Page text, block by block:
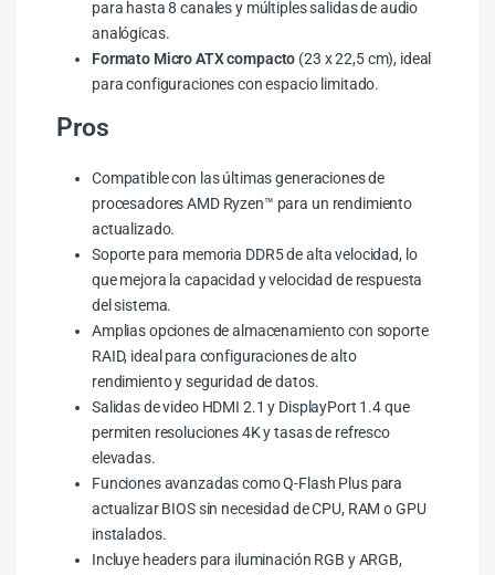
para hasta 8 canales y múltiples salidas de audio
analógicas.
Formato Micro ATX compacto (23 x 22,5 cm), ideal
para configuraciones con espacio limitado.
Pros
Compatible con las últimas generaciones de
procesadores AMD Ryzen™ para un rendimiento
actualizado.
Soporte para memoria DDR5 de alta velocidad, lo
que mejora la capacidad y velocidad de respuesta
del sistema.
Amplias opciones de almacenamiento con soporte
RAID, ideal para configuraciones de alto
rendimiento y seguridad de datos.
Salidas de video HDMI 2.1 y DisplayPort 1.4 que
permiten resoluciones 4K y tasas de refresco
elevadas.
Funciones avanzadas como Q-Flash Plus para
actualizar BIOS sin necesidad de CPU, RAM o GPU
instalados.
Incluye headers para iluminación RGB y ARGB,